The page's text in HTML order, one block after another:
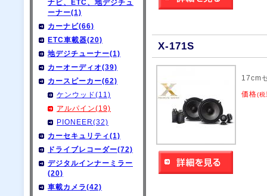
ナビ、ETC、地デジチュ
ーナー(1)
カーナビ(66)
ETC車載器(20)
地デジチューナー(1)
カーオーディオ(39)
カースピーカー(62)
ケンウッド(11)
アルパイン(19)
PIONEER(32)
カーセキュリティ(1)
ドライブレコーダー(72)
デジタルインナーミラー
(20)
車載カメラ(42)
X-171S
17cm
価格(税